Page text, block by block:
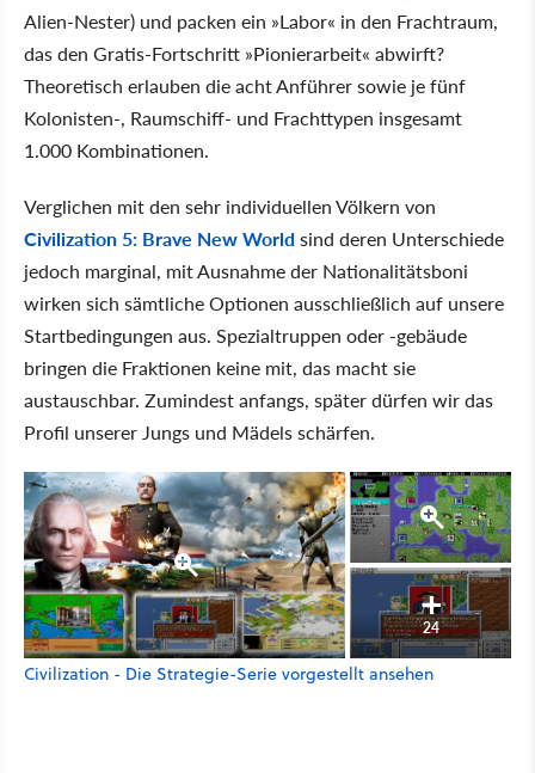
Alien-Nester) und packen ein »Labor« in den Frachtraum,
das den Gratis-Fortschritt »Pionierarbeit« abwirft?
Theoretisch erlauben die acht Anführer sowie je fünf
Kolonisten-, Raumschiff- und Frachttypen insgesamt
1.000 Kombinationen.
Verglichen mit den sehr individuellen Völkern von
Civilization 5: Brave New Worldsind deren Unterschiede
jedoch marginal, mit Ausnahme der Nationalitätsboni
wirken sich sämtliche Optionen ausschließlich auf unsere
Startbedingungen aus. Spezialtruppen oder -gebäude
bringen die Fraktionen keine mit, das macht sie
austauschbar. Zumindest anfangs, später dürfen wir das
Profil unserer Jungs und Mädels schärfen.
24
Civilization - Die Strategie-Serie vorgestellt ansehen